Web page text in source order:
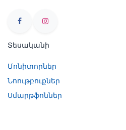
Տեսականի
Մոնիտորներ
Նոութբուքներ
Սմարթֆոններ